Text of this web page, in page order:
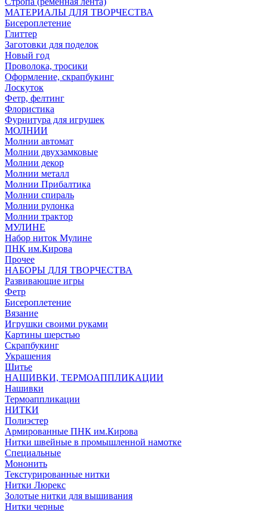
МАТЕРИАЛЫ ДЛЯ ТВОРЧЕСТВА
Бисероплетение
Глиттер
Заготовки для поделок
Новый год
Проволока, тросики
Оформление, скрапбукинг
Лоскуток
Фетр, фелтинг
Флористика
Фурнитура для игрушек
МОЛНИИ
Молнии автомат
Молнии двухзамковые
Молнии декор
Молнии металл
Молнии Прибалтика
Молнии спираль
Молнии рулонка
Молнии трактор
МУЛИНЕ
Набор ниток Мулине
ПНК им.Кирова
Прочее
НАБОРЫ ДЛЯ ТВОРЧЕСТВА
Развивающие игры
Фетр
Бисероплетение
Вязание
Игрушки своими руками
Картины шерстью
Скрапбукинг
Украшения
Шитье
НАШИВКИ, ТЕРМОАППЛИКАЦИИ
Нашивки
Термоаппликации
НИТКИ
Полиэстер
Армированные ПНК им.Кирова
Нитки швейные в промышленной намотке
Специальные
Мононить
Текстурированные нитки
Нитки Люрекс
Золотые нитки для вышивания
Нитки черные